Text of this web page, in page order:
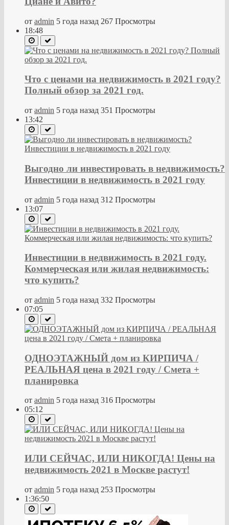
от admin 5 года назад 267 Просмотры
18:48
Что с ценами на недвижимость в 2021 году?
Полный обзор за 2021 год.
от admin 5 года назад 351 Просмотры
13:42
Выгодно ли инвестировать в недвижимость?
Инвестиции в недвижимость в 2021 году
от admin 5 года назад 312 Просмотры
13:07
Инвестиции в недвижимость в 2021 году.
Коммерческая или жилая недвижимость:
что купить?
от admin 5 года назад 332 Просмотры
07:05
ОДНОЭТАЖНЫЙ дом из КИРПИЧА /
РЕАЛЬНАЯ цена в 2021 году / Смета +
планировка
от admin 5 года назад 316 Просмотры
05:12
ИЛИ СЕЙЧАС, ИЛИ НИКОГДА! Цены на
недвижимость 2021 в Москве растут!
от admin 5 года назад 253 Просмотры
1:36:50